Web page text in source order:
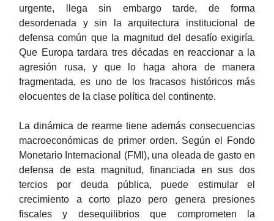
urgente, llega sin embargo tarde, de forma
desordenada y sin la arquitectura institucional de
defensa común que la magnitud del desafío exigiría.
Que Europa tardara tres décadas en reaccionar a la
agresión rusa, y que lo haga ahora de manera
fragmentada, es uno de los fracasos históricos más
elocuentes de la clase política del continente.
La dinámica de rearme tiene además consecuencias
macroeconómicas de primer orden. Según el Fondo
Monetario Internacional (FMI), una oleada de gasto en
defensa de esta magnitud, financiada en sus dos
tercios por deuda pública, puede estimular el
crecimiento a corto plazo pero genera presiones
fiscales y desequilibrios que comprometen la